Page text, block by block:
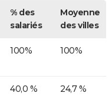
% des
salariés
Moyenne
des villes
100% 100%
40,0 % 24,7 %